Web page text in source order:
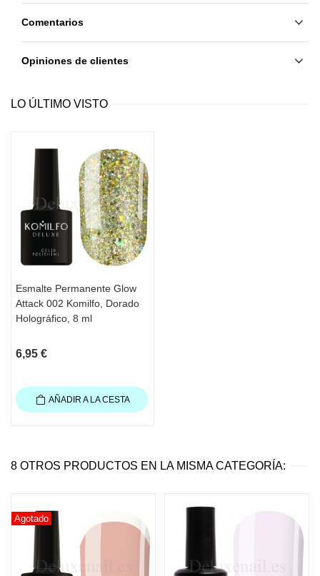
Comentarios
Opiniones de clientes
LO ÚLTIMO VISTO
Esmalte Permanente Glow
Attack 002 Komilfo, Dorado
Holográfico, 8 ml
6,95 €
AÑADIR A LA CESTA
8 OTROS PRODUCTOS EN LA MISMA CATEGORÍA:
Agotado